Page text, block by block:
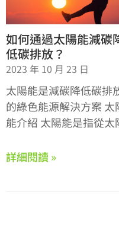
如何通過太陽能減碳
低碳排放？
2023 年 10 月 23 日
太陽能是減碳降低碳排
的綠色能源解決方案 太
能介紹 太陽能是指從太
詳細閱讀 »